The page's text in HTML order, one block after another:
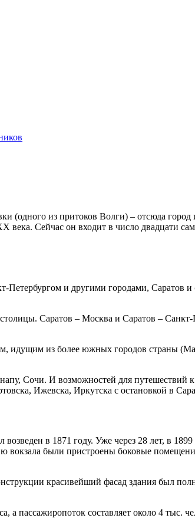
(одного из притоков Волги) – отсюда город
Сейчас он входит в число двадцати
и другими городами, Саратов
Саратов – Москва и Саратов – Санкт-
идущим из более южных городов страны
Сочи. И возможностей для путешествий
Ижевска, Иркутска с остановкой в
в 1871 году. Уже через 28 лет, в 1899
были пристроены боковые
красивейший фасад здания был
пассажиропоток составляет около 4 тыс.